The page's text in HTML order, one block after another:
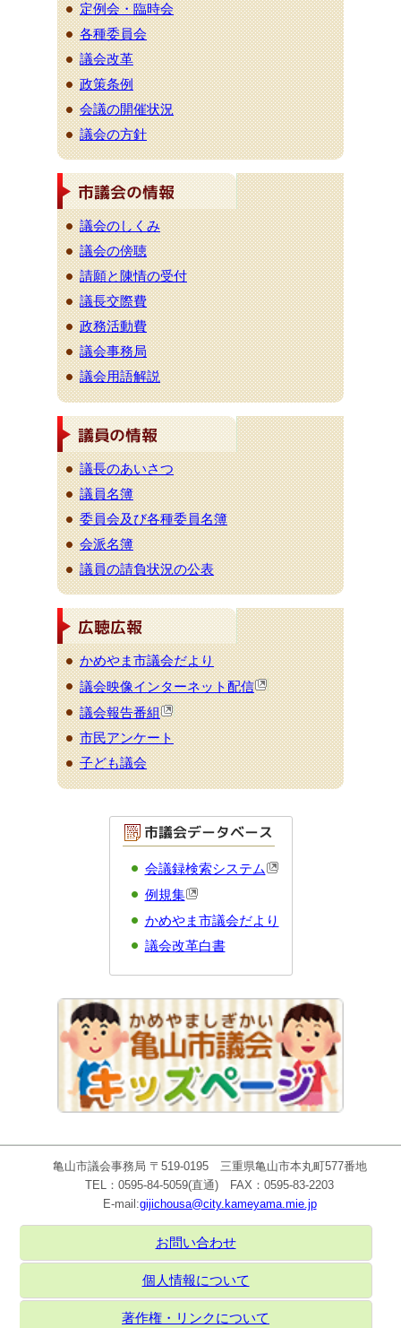
定例会・臨時会
各種委員会
議会改革
政策条例
会議の開催状況
議会の方針
議会のしくみ
議会の傍聴
請願と陳情の受付
議長交際費
政務活動費
議会事務局
議会用語解説
議長のあいさつ
議員名簿
委員会及び各種委員名簿
会派名簿
議員の請負状況の公表
かめやま市議会だより
議会映像インターネット配信
議会報告番組
市民アンケート
子ども議会
会議録検索システム
例規集
かめやま市議会だより
議会改革白書
亀山市議会事務局 〒519-0195 三重県亀山市本丸町577番地
TEL：0595-84-5059(直通) FAX：0595-83-2203
E-mail:gijichousa@city.kameyama.mie.jp
お問い合わせ
個人情報について
著作権・リンクについて